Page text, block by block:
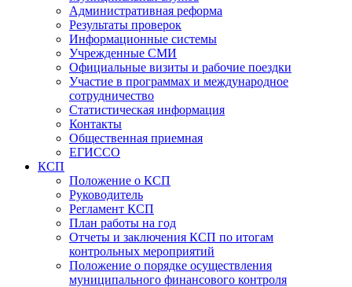
Административная реформа
Результаты проверок
Информационные системы
Учрежденные СМИ
Официальные визиты и рабочие поездки
Участие в программах и международное
сотрудничество
Статистическая информация
Контакты
Общественная приемная
ЕГИССО
КСП
Положение о КСП
Руководитель
Регламент КСП
План работы на год
Отчеты и заключения КСП по итогам
контрольных мероприятий
Положение о порядке осуществления
муниципального финансового контроля